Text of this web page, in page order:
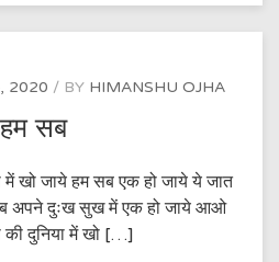
2020 BY HIMANSHU OJHA
हम सब
खो जाये हम सब एक हो जाये ये जात
अपने दुःख सुख में एक हो जाये आओ
की दुनिया में खो […]